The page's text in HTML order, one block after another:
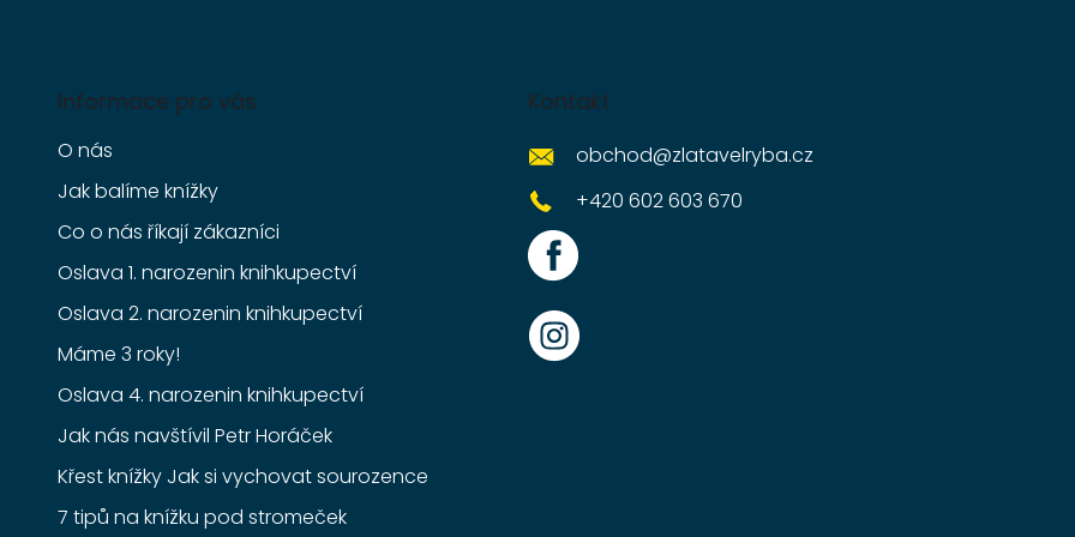
Informace pro vás
O nás
Jak balíme knížky
Co o nás říkají zákazníci
Oslava 1. narozenin knihkupectví
Oslava 2. narozenin knihkupectví
Máme 3 roky!
Oslava 4. narozenin knihkupectví
Jak nás navštívil Petr Horáček
Křest knížky Jak si vychovat sourozence
7 tipů na knížku pod stromeček
Kontakt
obchod@zlatavelryba.cz
+420 602 603 670